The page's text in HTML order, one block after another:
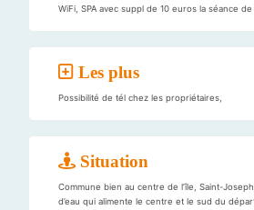
WiFi, SPA avec suppl de 10 euros la séance de
Les plus
Possibilité de tél chez les propriétaires,
Situation
Commune bien au centre de l’île, Saint-
d’eau qui alimente le centre et le sud du